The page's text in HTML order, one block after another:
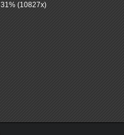
31% (10827x)